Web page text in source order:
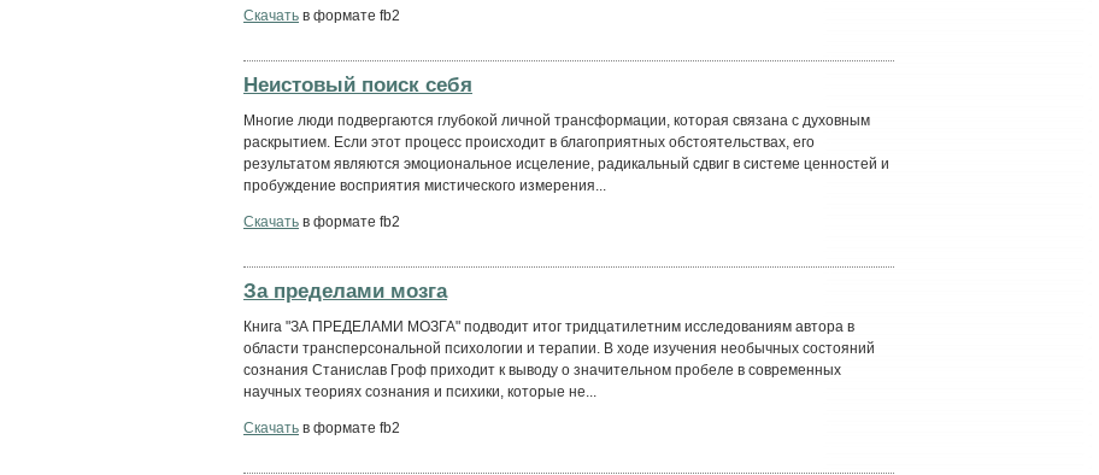
Скачать в формате fb2
Неистовый поиск себя
Многие люди подвергаются глубокой личной трансформации, которая связана с духовным
раскрытием. Если этот процесс происходит в благоприятных обстоятельствах, его
результатом являются эмоциональное исцеление, радикальный сдвиг в системе ценностей и
пробуждение восприятия мистического измерения...
Скачать в формате fb2
За пределами мозга
Книга "ЗА ПРЕДЕЛАМИ МОЗГА" подводит итог тридцатилетним исследованиям автора в
области трансперсональной психологии и терапии. В ходе изучения необычных состояний
сознания Станислав Гроф приходит к выводу о значительном пробеле в современных
научных теориях сознания и психики, которые не...
Скачать в формате fb2